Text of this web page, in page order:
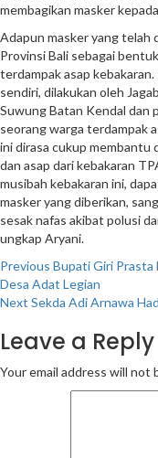
membagikan masker
Adapun masker yang telah
Provinsi Bali sebagai
terdampak asap
sendiri, dilakukan oleh
Suwung Batan Kendal dan
seorang warga terdampak
ini dirasa cukup membantu
dan asap dari kebakaran
musibah kebakaran ini,
masker yang diberikan,
sesak nafas akibat polusi
ungkap Aryani.
Continue
Reading
Previous Bupati Giri Prasta
Desa Adat Legian
Next Sekda Adi Arnawa
Leave a Reply
Your email address will not